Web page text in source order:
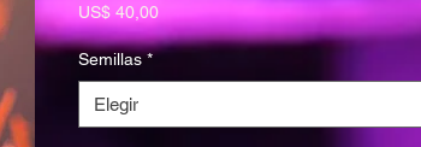
US$ 40,00Precio
Semillas *
Elegir